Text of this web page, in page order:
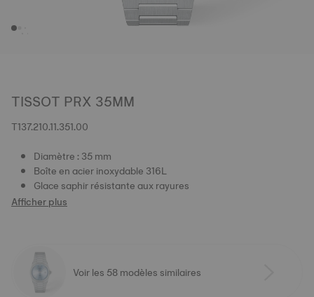
TISSOT PRX 35MM
T137.210.11.351.00
Diamètre : 35 mm
Boîte en acier inoxydable 316L
Glace saphir résistante aux rayures
Afficher plus
Voir les 58 modèles similaires